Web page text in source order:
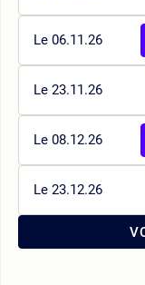
Le 06.11.26
Le 23.11.26
Le 08.12.26
Le 23.12.26